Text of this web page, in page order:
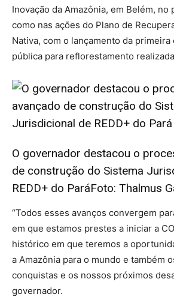
Inovação da Amazônia, em Belém, no
como nas ações do Plano de
Nativa, com o lançamento da
pública para reflorestamento
O governador destacou o
de construção do Sistema
REDD+ do ParáFoto: Thalmus
“Todos esses avanços convergem
em que estamos prestes a iniciar a
histórico em que teremos a
a Amazônia para o mundo e também
conquistas e os nossos próximos
governador.